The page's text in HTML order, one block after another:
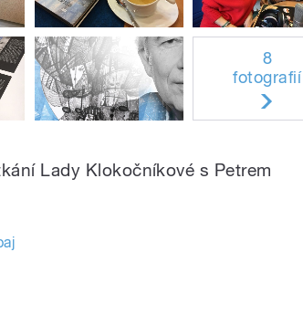
8
fotografií
Lady Klokočníkové s Petrem